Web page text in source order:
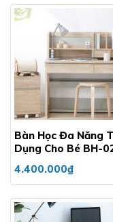
Bàn Học Đa Năng
Dụng Cho Bé BH-
4.400.000₫